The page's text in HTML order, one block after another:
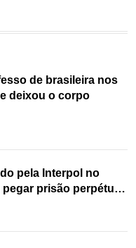
de brasileira nos
deixou o corpo
pela Interpol no
pegar prisão perpétua